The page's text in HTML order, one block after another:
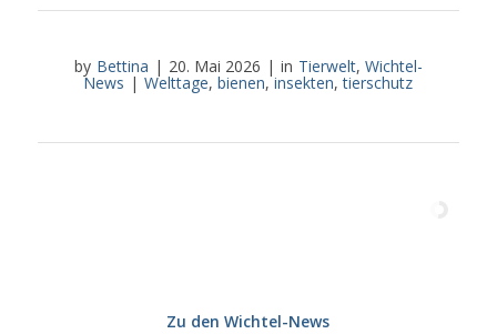
by Bettina | 20. Mai 2026 | in Tierwelt, Wichtel-
News | Welttage,bienen,insekten,tierschutz
Zu den Wichtel-News